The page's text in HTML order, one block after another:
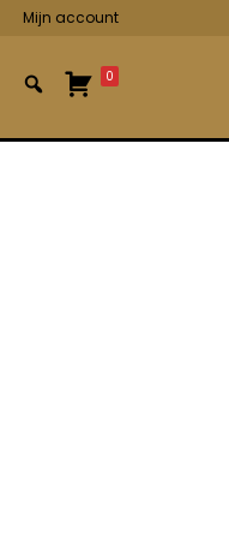
Mijn account
0